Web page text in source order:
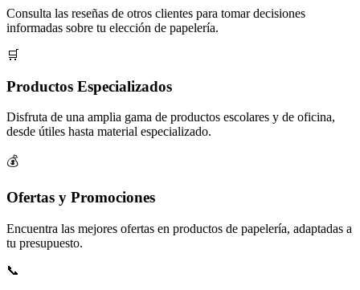
Consulta las reseñas de otros clientes para tomar decisiones
informadas sobre tu elección de papelería.
🛒
Productos Especializados
Disfruta de una amplia gama de productos escolares y de oficina,
desde útiles hasta material especializado.
💰
Ofertas y Promociones
Encuentra las mejores ofertas en productos de papelería, adaptadas a
tu presupuesto.
📞